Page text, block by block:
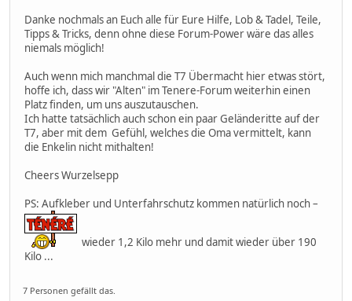
Danke nochmals an Euch alle für Eure Hilfe, Lob & Tadel, Teile,
Tipps & Tricks, denn ohne diese Forum-Power wäre das alles
niemals möglich!
Auch wenn mich manchmal die T7 Übermacht hier etwas stört,
hoffe ich, dass wir "Alten" im Tenere-Forum weiterhin einen
Platz finden, um uns auszutauschen.
Ich hatte tatsächlich auch schon ein paar Geländeritte auf der
T7, aber mit dem Gefühl, welches die Oma vermittelt, kann
die Enkelin nicht mithalten!
Cheers Wurzelsepp
PS: Aufkleber und Unterfahrschutz kommen natürlich noch –
wieder 1,2 Kilo mehr und damit wieder über 190
Kilo ...
7 Personen gefällt das.